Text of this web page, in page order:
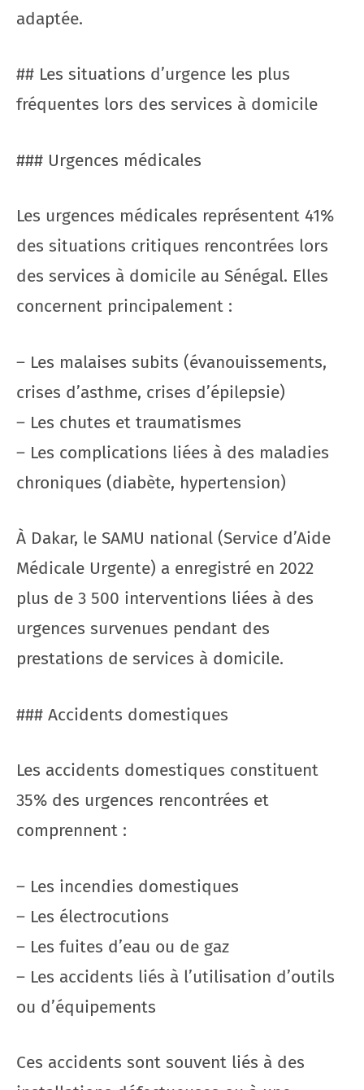
adaptée.
## Les situations d’urgence les plus
fréquentes lors des services à domicile
### Urgences médicales
Les urgences médicales représentent 41%
des situations critiques rencontrées lors
des services à domicile au Sénégal. Elles
concernent principalement :
– Les malaises subits (évanouissements,
crises d’asthme, crises d’épilepsie)
– Les chutes et traumatismes
– Les complications liées à des maladies
chroniques (diabète, hypertension)
À Dakar, le SAMU national (Service d’Aide
Médicale Urgente) a enregistré en 2022
plus de 3 500 interventions liées à des
urgences survenues pendant des
prestations de services à domicile.
### Accidents domestiques
Les accidents domestiques constituent
35% des urgences rencontrées et
comprennent :
– Les incendies domestiques
– Les électrocutions
– Les fuites d’eau ou de gaz
– Les accidents liés à l’utilisation d’outils
ou d’équipements
Ces accidents sont souvent liés à des